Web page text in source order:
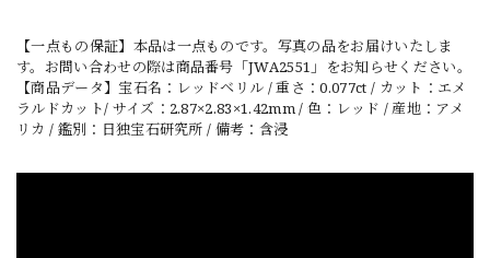
【一点もの保証】本品は一点ものです。写真の品をお届けいたしま
す。お問い合わせの際は商品番号「JWA2551」をお知らせください。
【商品データ】宝石名：レッドベリル / 重さ：0.077ct / カット：エメ
ラルドカット/ サイズ：2.87×2.83×1.42mm / 色：レッド / 産地：アメ
リカ / 鑑別：日独宝石研究所 / 備考：含浸